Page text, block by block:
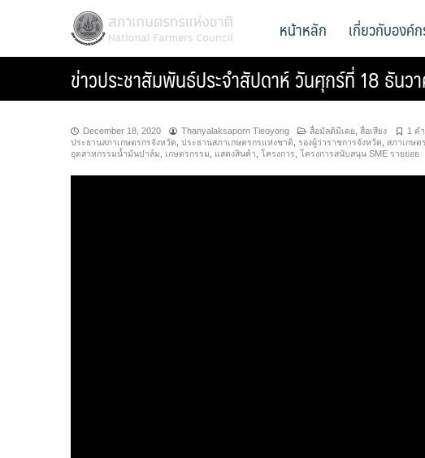
สภาเกษตรกรแห่งชาติ
National Farmers Council หน้าหลัก เกี่ยวกับองค์
ข่าวประชาสัมพันธ์ประจำสัปดาห์ วันศุกร์ที่ 18 ธันว
December 18, 2020 Thanyalaksaporn Tieoyong สื่อมัลติมีเดย สื่อเสียง 1 ต
ประธานสภาเกษตรกรจังหวัด ประธานสภาเกษตรกรแห่งชาติ รองผู้ว่าราชการจังหวัด สภาเกษต
อุตสาหกรรมน้ำมันปาล์ม
เกษตรกรรม แสดงสินค้า โครงการ โครงการสนับสนุน SME รายย่อย